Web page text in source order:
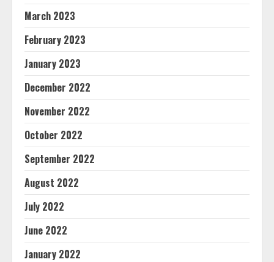
March 2023
February 2023
January 2023
December 2022
November 2022
October 2022
September 2022
August 2022
July 2022
June 2022
January 2022